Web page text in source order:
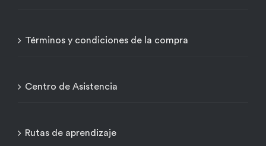
Términos y condiciones de la compra
Centro de Asistencia
Rutas de aprendizaje